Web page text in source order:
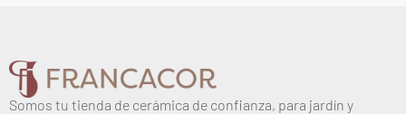
Somos tu tienda de cerámica de confianza, para jardín y